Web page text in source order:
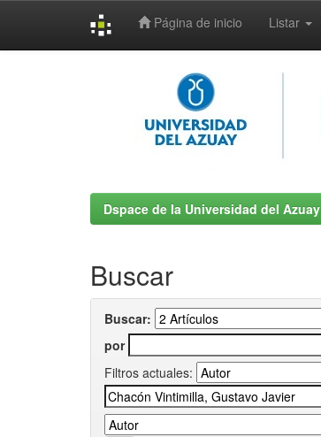
Página de inicio Listar
Dspace de la Universidad del Azuay
Buscar
Buscar:
por
Filtros actuales: